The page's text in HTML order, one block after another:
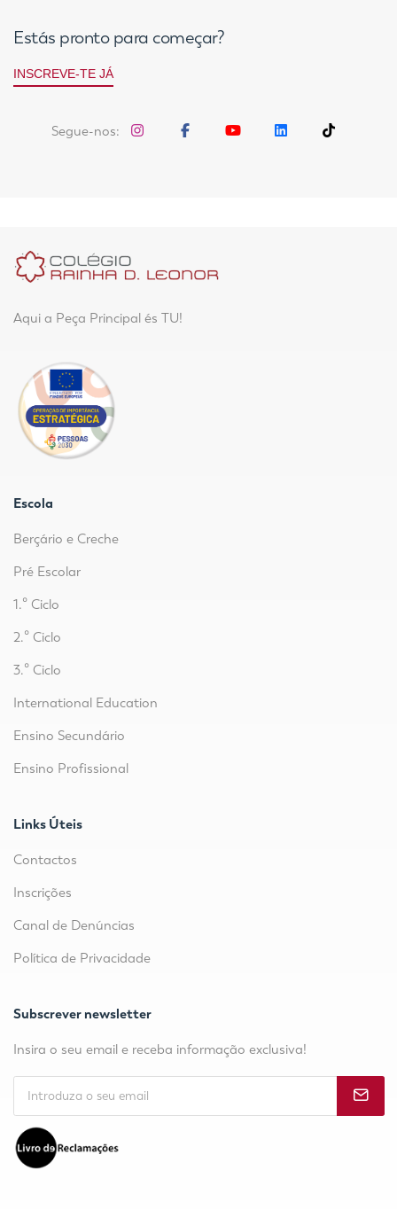
Estás pronto para começar?
INSCREVE-TE JÁ
Segue-nos:
Aqui a Peça Principal és TU!
Escola
Berçário e Creche
Pré Escolar
1.º Ciclo
2.º Ciclo
3.º Ciclo
International Education
Ensino Secundário
Ensino Profissional
Links Úteis
Contactos
Inscrições
Canal de Denúncias
Política de Privacidade
Subscrever newsletter
Insira o seu email e receba informação exclusiva!